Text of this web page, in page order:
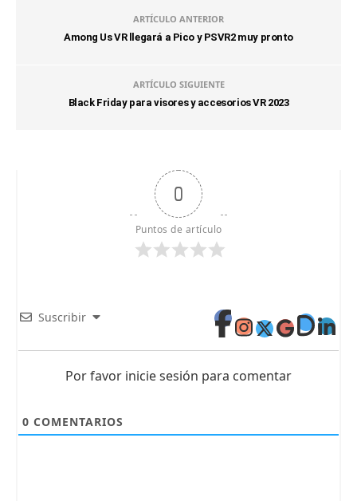
ARTÍCULO ANTERIOR
Among Us VR llegará a Pico y PSVR2 muy pronto
ARTÍCULO SIGUIENTE
Black Friday para visores y accesorios VR 2023
0
Puntos de artículo
Suscribir
Por favor inicie sesión para comentar
0 COMENTARIOS